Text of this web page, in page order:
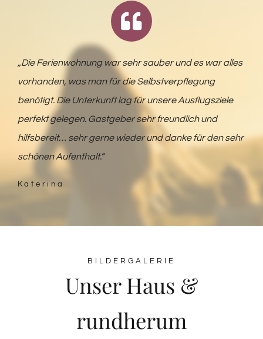
„Die Ferienwohnung war sehr sauber und es war alles
vorhanden, was man für die Selbstverpflegung
benötigt. Die Unterkunft lag für unsere Ausflugsziele
perfekt gelegen. Gastgeber sehr freundlich und
hilfsbereit… sehr gerne wieder und danke für den sehr
schönen Aufenthalt.“
Katerina
BILDERGALERIE
Unser Haus &
rundherum